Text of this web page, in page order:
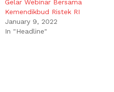
Gelar Webinar Bersama
Kemendikbud Ristek RI
January 9, 2022
In "Headline"